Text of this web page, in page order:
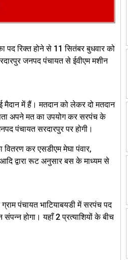
पद रिक्त होने से 11 सितंबर बुधवार को
जनपद पंचायत से ईवीएम मशीन
मैदान में हैं। मतदान को लेकर दो मतदान
अपने मत का उपयोग कर सरपंच के
पंचायत सरदारपुर पर होगी।
वितरण कर एसडीएम मेघा पंवार,
द्वारा रूट अनुसार बस के माध्यम से
पंचायत भाटियाबयडी में सरपंच पद
होगा। यहाँ 2 प्रत्याशियों के बीच